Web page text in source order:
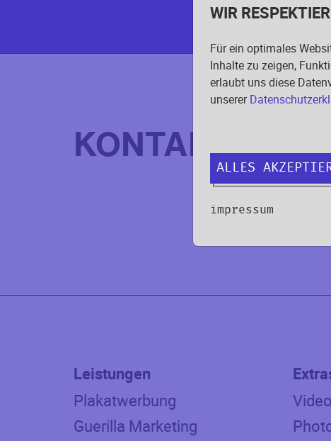
WIR
Für ein optimales
Inhalte zu zeigen,
erlaubt uns diese
unserer
ALLES
impressum
KONTAKT
Leistungen
Plakatwerbung
Guerilla Marketing